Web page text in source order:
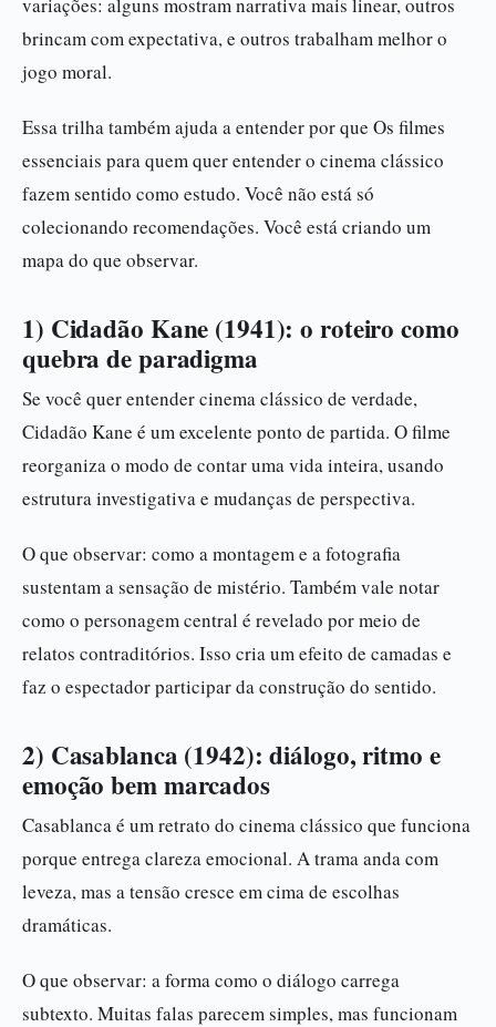
brincam com expectativa, e outros trabalham melhor o
jogo moral.
Essa trilha também ajuda a entender por que Os filmes
essenciais para quem quer entender o cinema clássico
fazem sentido como estudo. Você não está só
colecionando recomendações. Você está criando um
mapa do que observar.
1) Cidadão Kane (1941): o roteiro como
quebra de paradigma
Se você quer entender cinema clássico de verdade,
Cidadão Kane é um excelente ponto de partida. O filme
reorganiza o modo de contar uma vida inteira, usando
estrutura investigativa e mudanças de perspectiva.
O que observar: como a montagem e a fotografia
sustentam a sensação de mistério. Também vale notar
como o personagem central é revelado por meio de
relatos contraditórios. Isso cria um efeito de camadas e
faz o espectador participar da construção do sentido.
2) Casablanca (1942): diálogo, ritmo e
emoção bem marcados
Casablanca é um retrato do cinema clássico que funciona
porque entrega clareza emocional. A trama anda com
leveza, mas a tensão cresce em cima de escolhas
dramáticas.
O que observar: a forma como o diálogo carrega
subtexto. Muitas falas parecem simples, mas funcionam